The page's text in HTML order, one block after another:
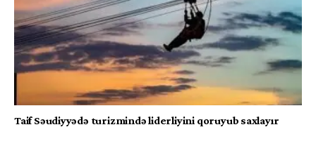
Taif Səudiyyədə turizmində liderliyini qoruyub saxlayır